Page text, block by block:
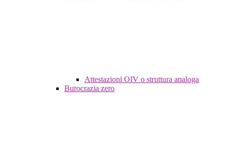
Attestazioni OIV o struttura analoga
Burocrazia zero